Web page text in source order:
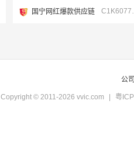
国宁网红爆款供应链
公
Copyright © 2011-2026 vvic.com 粤